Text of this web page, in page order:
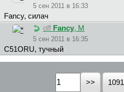
5 сен 2011 в 16:33
Fancy, силач
off Fancy, М
5 сен 2011 в 16:35
C51ORU, тучный
1091